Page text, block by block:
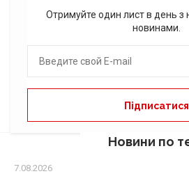
Отримуйте один лист в день
новинами.
Новини по
7.08.2026